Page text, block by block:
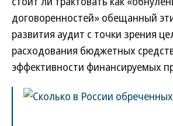
договоренностей» обещанный
развития аудит с точки зрения
расходования бюджетных
эффективности финансируемых